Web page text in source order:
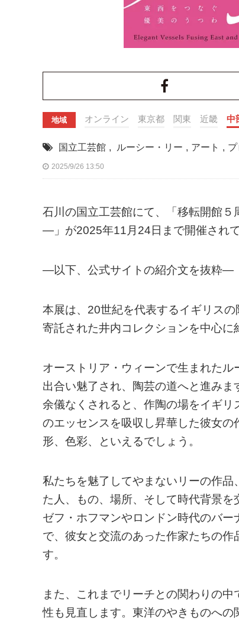
地域 オンライン 東京都 関東 近畿 中
国立工芸館 , ルーシー・リー , アート ,
2025/9/26 13:50
石川の国立工芸館にて、「移転開館
―」が2025年11月24日まで開催されて
—以下、公式サイトの紹介文を抜粋—
本展は、20世紀を代表するイギリス
寄託された井内コレクションを中心に
オーストリア・ウィーンで生まれた
出合い魅了され、陶芸の道へと進み
余儀なくされると、作陶の場をイギ
のエッセンスを吸収し昇華した彼女
形、色彩、といえるでしょう。
私たちを魅了してやまないリーの作
た人、もの、場所、そして時代背景
ゼフ・ホフマンやロンドン時代のバ
で、彼女と交流のあった作家たちの
す。
また、これまでリーチとの関わりの
性も見直します。東洋のやきものへ